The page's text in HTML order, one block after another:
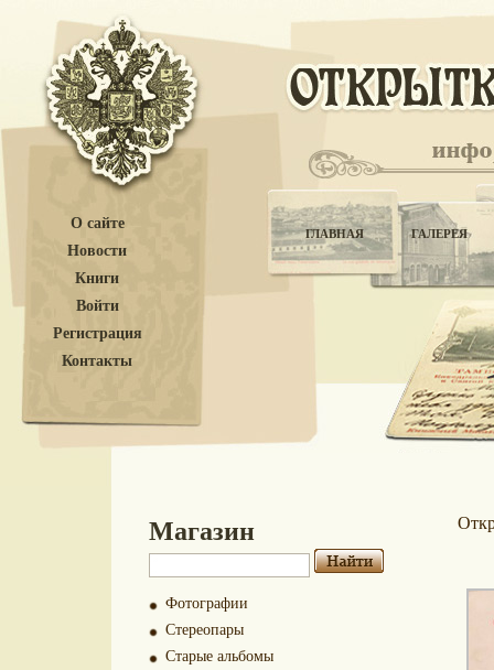
О сайте
Новости
Книги
Войти
Регистрация
Контакты
ГЛАВНАЯ ГАЛЕРЕЯ
Магазин
Фотографии
Стереопары
Старые альбомы